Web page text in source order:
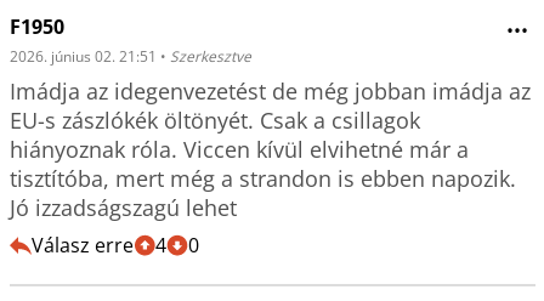
F1950 •••
2026. június 02. 21:51 • Szerkesztve
Imádja az idegenvezetést de még jobban imádja az
EU-s zászlókék öltönyét. Csak a csillagok
hiányoznak róla. Viccen kívül elvihetné már a
tisztítóba, mert még a strandon is ebben napozik.
Jó izzadságszagú lehet
Válasz erre 4 0